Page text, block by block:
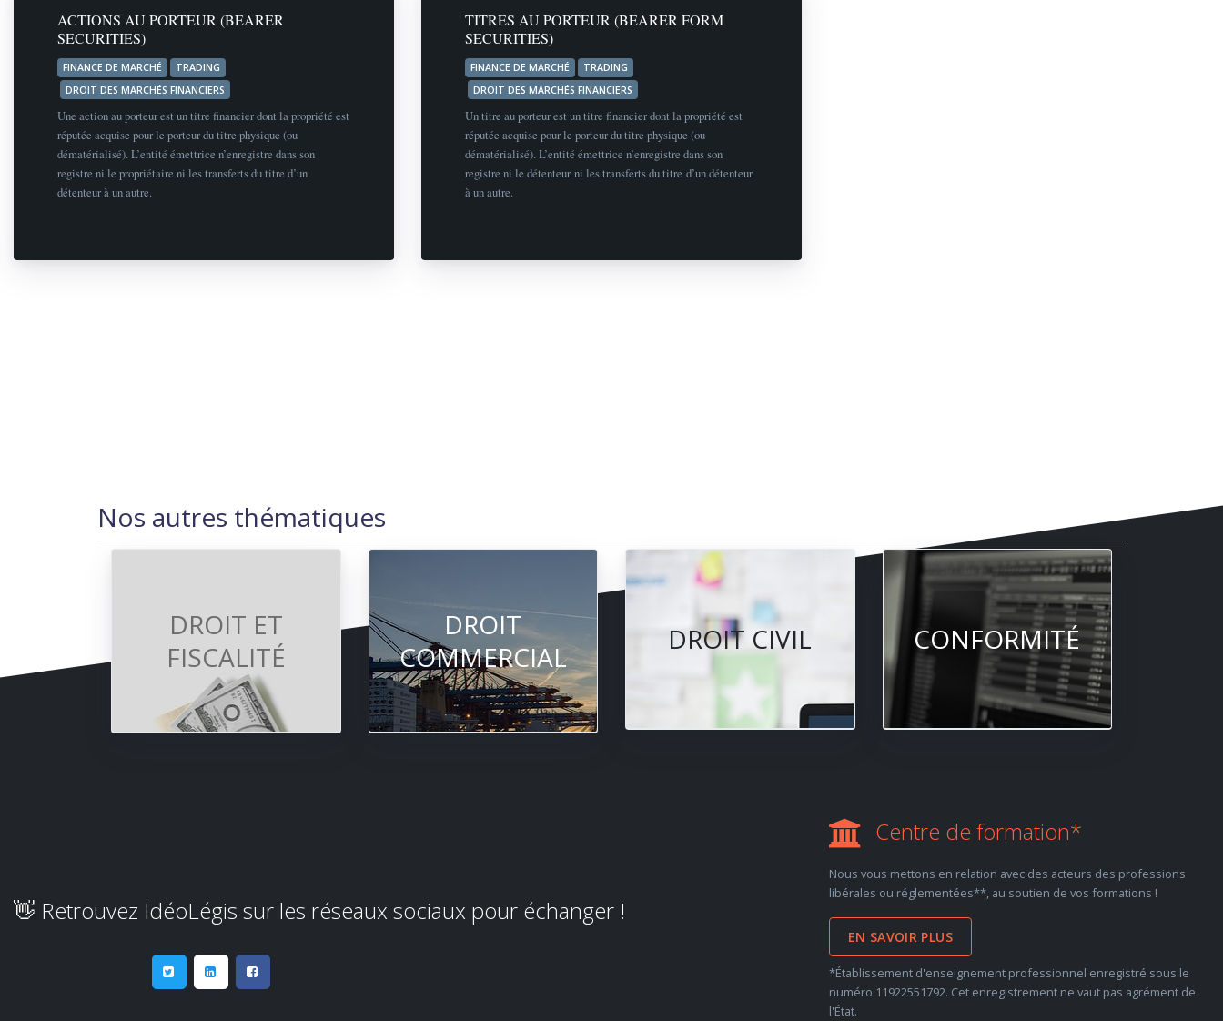
ACTIONS AU PORTEUR (BEARER
SECURITIES)
FINANCE DE MARCHÉ
TRADING
DROIT DES MARCHÉS FINANCIERS
Une action au porteur est un titre financier dont la propriété est
réputée acquise pour le porteur du titre physique (ou
dématérialisé). L’entité émettrice n’enregistre dans son
registre ni le propriétaire ni les transferts du titre d’un
détenteur à un autre.
TITRES AU PORTEUR (BEARER FORM
SECURITIES)
FINANCE DE MARCHÉ
TRADING
DROIT DES MARCHÉS FINANCIERS
Un titre au porteur est un titre financier dont la propriété est
réputée acquise pour le porteur du titre physique (ou
dématérialisé). L’entité émettrice n’enregistre dans son
registre ni le détenteur ni les transferts du titre d’un détenteur
à un autre.
Nos autres thématiques
DROIT ET
FISCALITÉ
DROIT
COMMERCIAL
DROIT CIVIL CONFORMITÉ
👋 Retrouvez IdéoLégis sur les réseaux sociaux pour échanger !
Centre de formation*
Nous vous mettons en relation avec des acteurs des professions
libérales ou réglementées**, au soutien de vos formations !
EN SAVOIR PLUS
*Établissement d'enseignement professionnel enregistré sous le
numéro 11922551792. Cet enregistrement ne vaut pas agrément de
l'État.